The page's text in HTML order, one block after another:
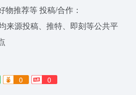
推荐等 投稿/合作：
来源投稿、推特、即刻等公共平
0 0